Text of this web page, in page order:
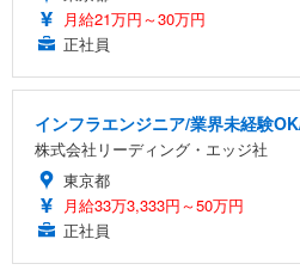
月給21万円～30万円
正社員
インフラエンジニア/業界未経験
株式会社リーディング・エッジ社
東京都
月給33万3,333円～50万円
正社員